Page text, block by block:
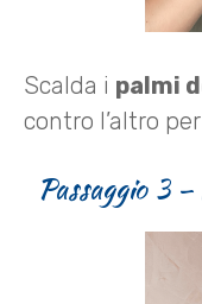
Scalda i palmi
contro l’altro
Passaggio 3